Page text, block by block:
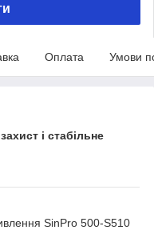
Оплата Умови
і стабільне
SinPro 500-S510